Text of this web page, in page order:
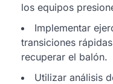
los equipos
Implementar
transiciones
recuperar el balón.
Utilizar análisis